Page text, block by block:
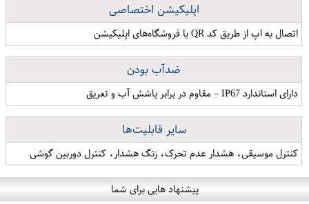
اپلیکیشن اختصاصی
اتصال به اپ از طریق کد QR یا فروشگاه‌های اپلیکیشن
ضدآب بودن
دارای استاندارد IP67 – مقاوم در برابر پاشش آب و تعریق
سایر قابلیت‌ها
کنترل موسیقی، هشدار عدم تحرک، زنگ هشدار، کنترل دوربین گوشی
پیشنهاد هایی برای شما